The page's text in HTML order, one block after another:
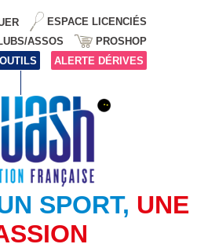
ESPACE LICENCIÉS
ASSOS
PROSHOP
ALERTE DÉRIVES
SPORT, UNE